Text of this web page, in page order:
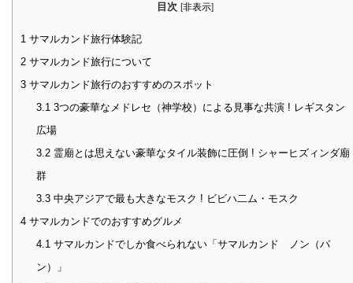
目次 [非表示]
1 サマルカンド旅行体験記
2 サマルカンド旅行について
3 サマルカンド旅行のおすすめのスポット
3.13つの豪華なメドレセ（神学校）による見事な共演 ! レギスタン
広場
3.2霊廟とは思えない豪華なタイル装飾に圧倒 ! シャーヒズィンダ廟
群
3.3中央アジアで最も大きなモスク ! ビビハ二ム・モスク
4 サマルカンドでのおすすめグルメ
4.1サマルカンドでしか食べられない「サマルカンド ノン（パ
ン）」